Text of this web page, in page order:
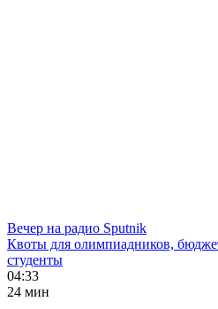
Вечер на радио Sputnik
Квоты для олимпиадников,
студенты
04:33
24 мин